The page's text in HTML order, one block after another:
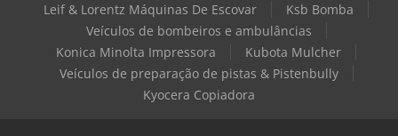
Leif & Lorentz Máquinas De Escovar
Ksb Bomba
Veículos de bombeiros e ambulâncias
Konica Minolta Impressora
Kubota Mulcher
Veículos de preparação de pistas & Pistenbully
Kyocera Copiadora